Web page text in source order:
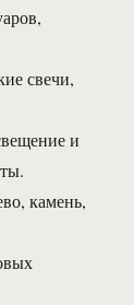
свечи,
и
камень,